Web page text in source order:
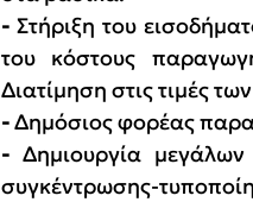
- Στήριξη του
του κόστους
Διατίμηση στις τιμές
- Δημόσιος φορέας
- Δημιουργία
συγκέντρωσης-